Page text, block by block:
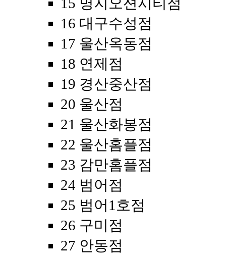
16 대구수성점
17 울산옥동점
18 연제점
19 경산중산점
20 울산점
21 울산화봉점
22 울산홈플점
23 감만홈플점
24 범어점
25 범어1호점
26 구미점
27 안동점